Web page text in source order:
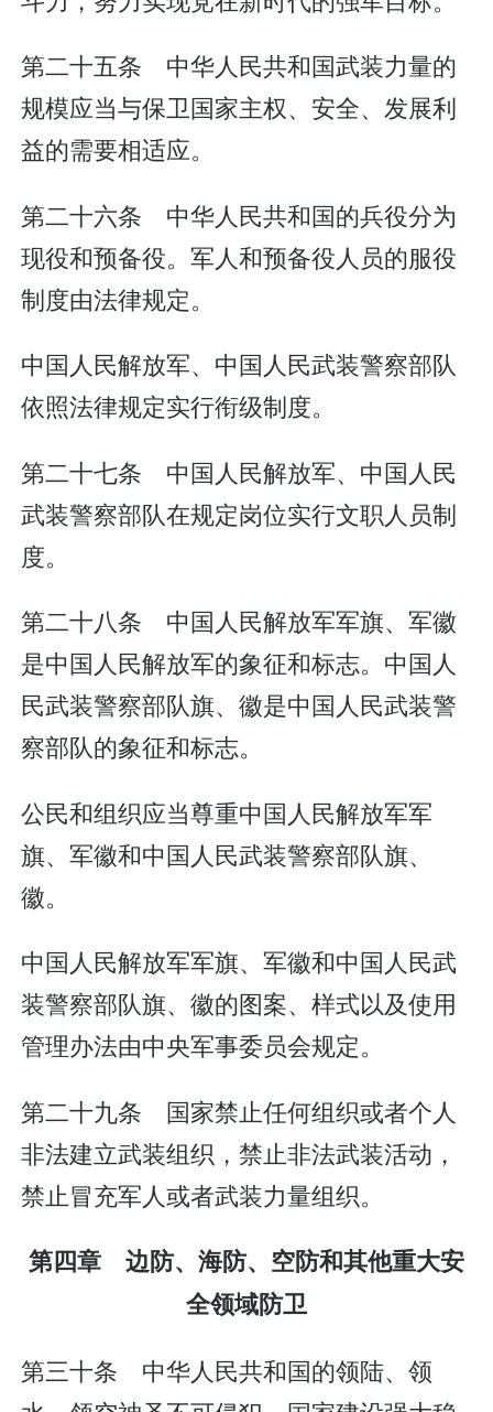
第二十五条 中华人民共和国武装力量的
规模应当与保卫国家主权、安全、发展利
益的需要相适应。
第二十六条 中华人民共和国的兵役分为
现役和预备役。军人和预备役人员的服役
制度由法律规定。
中国人民解放军、中国人民武装警察部队
依照法律规定实行衔级制度。
第二十七条 中国人民解放军、中国人民
武装警察部队在规定岗位实行文职人员制
度。
第二十八条 中国人民解放军军旗、军徽
是中国人民解放军的象征和标志。中国人
民武装警察部队旗、徽是中国人民武装警
察部队的象征和标志。
公民和组织应当尊重中国人民解放军军
旗、军徽和中国人民武装警察部队旗、
徽。
中国人民解放军军旗、军徽和中国人民武
装警察部队旗、徽的图案、样式以及使用
管理办法由中央军事委员会规定。
第二十九条 国家禁止任何组织或者个人
非法建立武装组织，禁止非法武装活动，
禁止冒充军人或者武装力量组织。
第四章 边防、海防、空防和其他重大安
全领域防卫
第三十条 中华人民共和国的领陆、领